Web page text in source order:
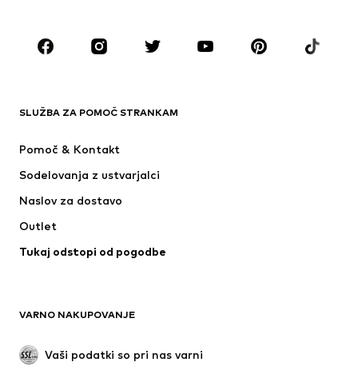
OBLAČILA
Jakne
Obleke & Suknjiči
Kopalke & Kopalna moda
Priložnosti
'Upcycling'
Novo
Nizki škornji & Škornji
Nizki čevlji
SLUŽBA ZA POMOČ STRANKAM
Pomoč & Kontakt
Sodelovanja z ustvarjalci
Naslov za dostavo
Outlet
Tukaj odstopi od pogodbe
VARNO NAKUPOVANJE
Vaši podatki so pri nas varni